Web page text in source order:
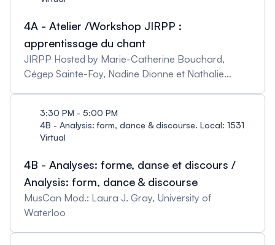
4A - Atelier /Workshop JIRPP :
apprentissage du chant
JIRPP Hosted by Marie-Catherine Bouchard,
Cégep Sainte-Foy, Nadine Dionne et Nathalie
3:30 PM - 5:00 PM
4B - Analysis: form, dance & discourse. Local: 1531
Virtual
4B - Analyses: forme, danse et discours /
Analysis: form, dance & discourse
MusCan Mod.: Laura J. Gray, University of
Waterloo